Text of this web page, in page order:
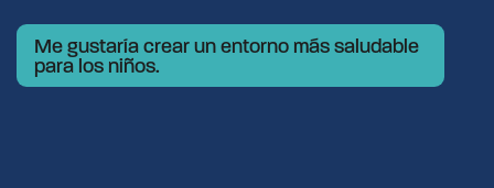
Me gustaría crear un entorno más saludable
para los niños.